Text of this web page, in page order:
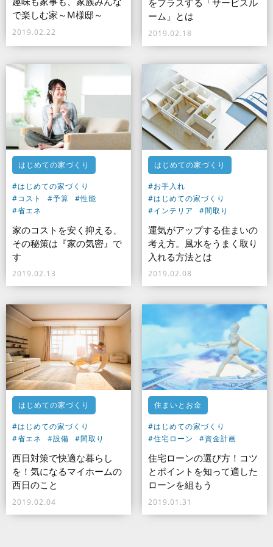
で楽しむ家～M様邸～
2019.02.22
をプラスする「サービスル
ーム」とは
2019.02.18
はじめての家づくり
#はじめての家づくり
#コスト
#予算
#性能
#省エネ
家のコストを安く抑える、
その秘策は『家の気密』で
す
2019.02.13
はじめての家づくり
#お手入れ
#はじめての家づくり
#インテリア
#間取り
運気がアップする住まいの
考え方。風水をうまく取り
入れる方法とは
2019.02.08
はじめての家づくり
#はじめての家づくり
#省エネ
#設備 #間取り
西日対策で快適な暮らし
を！気になるマイホームの
西日のこと
2019.02.04
住まいとお金
#はじめての家づくり
#住宅ローン
#資金計画
住宅ローンの選び方！コツ
とポイントを知って適した
ローンを組もう
2019.01.31